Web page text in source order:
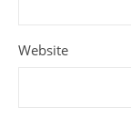
Website